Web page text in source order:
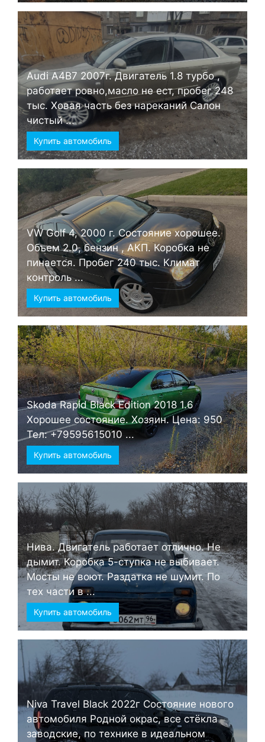
Audi А4B7 2007г. Двигатель 1.8 турбо ,
работает ровно,масло не ест, пробег 248
тыс. Ховая часть без нареканий Салон
чистый ...
Купить автомобиль
VW Golf 4, 2000 г. Состояние хорошее.
Объем 2.0, бензин , АКП. Коробка не
пинается. Пробег 240 тыс. Климат
контроль ...
Купить автомобиль
Skoda Rapid Black Edition 2018 1.6
Хорошее состояние. Хозяин. Цена: 950
Тел: +79595615010 ...
Купить автомобиль
Нива. Двигатель работает отлично. Не
дымит. Коробка 5-ступка не выбивает.
Мосты не воют. Раздатка не шумит. По
тех части в ...
Купить автомобиль
Niva Travel Black 2022г Состояние нового
автомобиля Родной окрас, все стёкла
заводские, по технике в идеальном